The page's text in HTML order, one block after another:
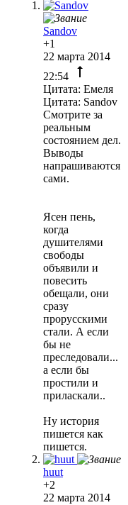
Sandov
+1
22 марта 2014
22:54
Цитата: Емеля
Цитата: Sandov
Смотрите за
реальным
состоянием дел.
Выводы
напрашиваются
сами.
Ясен пень,
когда
душителями
свободы
объявили и
повесить
обещали, они
сразу
прорусскими
стали. А если
бы не
преследовали...
а если бы
простили и
приласкали..
Ну история
пишется как
пишется.
huut
+2
22 марта 2014